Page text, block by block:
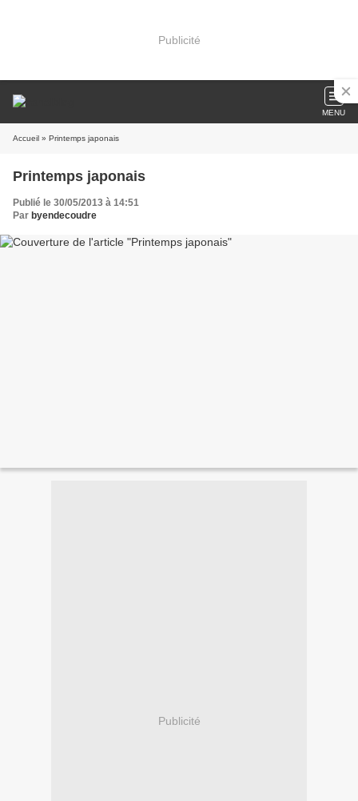
Publicité
MENU
Accueil » Printemps japonais
Printemps japonais
Publié le 30/05/2013 à 14:51
Par byendecoudre
Publicité